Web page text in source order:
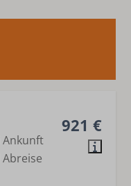
921 €
Ankunft